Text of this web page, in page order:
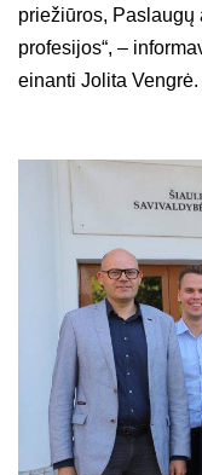
priežiūros,
profesijos“, –
einanti Jolita Vengrė.